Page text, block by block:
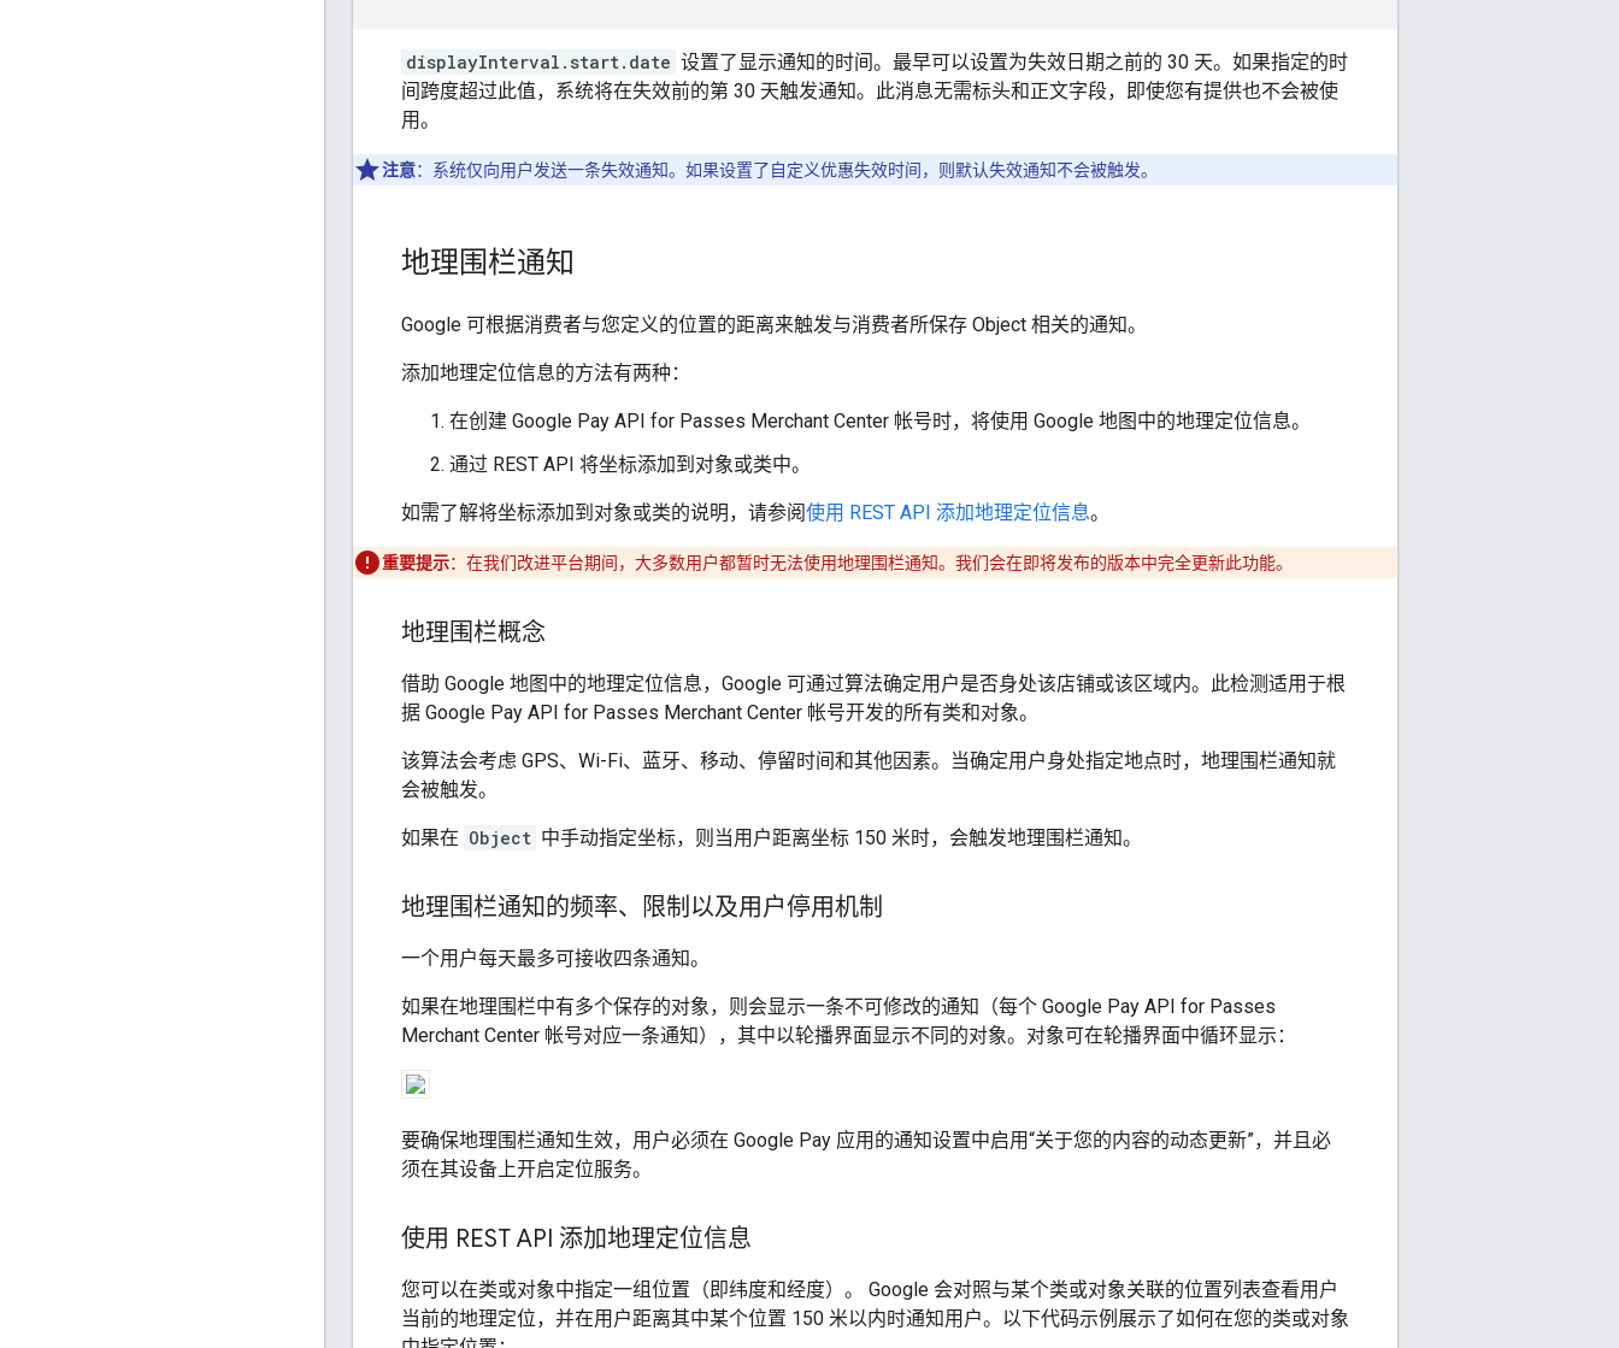
displayInterval.start.date 设置了显示通知的时间。最早可以设置为失效日期之前的 30 天。如果指定的时
间跨度超过此值，系统将在失效前的第 30 天触发通知。此消息无需标头和正文字段，即使您有提供也不会被使
用。
注意：系统仅向用户发送一条失效通知。如果设置了自定义优惠失效时间，则默认失效通知不会被触发。
地理围栏通知
Google 可根据消费者与您定义的位置的距离来触发与消费者所保存 Object 相关的通知。
添加地理定位信息的方法有两种：
在创建 Google Pay API for Passes Merchant Center 帐号时，将使用 Google 地图中的地理定位信息。
通过 REST API 将坐标添加到对象或类中。
如需了解将坐标添加到对象或类的说明，请参阅使用 REST API 添加地理定位信息。
重要提示：在我们改进平台期间，大多数用户都暂时无法使用地理围栏通知。我们会在即将发布的版本中完全更新此功能。
地理围栏概念
借助 Google 地图中的地理定位信息，Google 可通过算法确定用户是否身处该店铺或该区域内。此检测适用于根
据 Google Pay API for Passes Merchant Center 帐号开发的所有类和对象。
该算法会考虑 GPS、Wi-Fi、蓝牙、移动、停留时间和其他因素。当确定用户身处指定地点时，地理围栏通知就
会被触发。
如果在 Object 中手动指定坐标，则当用户距离坐标 150 米时，会触发地理围栏通知。
地理围栏通知的频率、限制以及用户停用机制
一个用户每天最多可接收四条通知。
如果在地理围栏中有多个保存的对象，则会显示一条不可修改的通知（每个 Google Pay API for Passes
Merchant Center 帐号对应一条通知），其中以轮播界面显示不同的对象。对象可在轮播界面中循环显示：
要确保地理围栏通知生效，用户必须在 Google Pay 应用的通知设置中启用“关于您的内容的动态更新”，并且必
须在其设备上开启定位服务。
使用 REST API 添加地理定位信息
您可以在类或对象中指定一组位置（即纬度和经度）。 Google 会对照与某个类或对象关联的位置列表查看用户
当前的地理定位，并在用户距离其中某个位置 150 米以内时通知用户。以下代码示例展示了如何在您的类或对象